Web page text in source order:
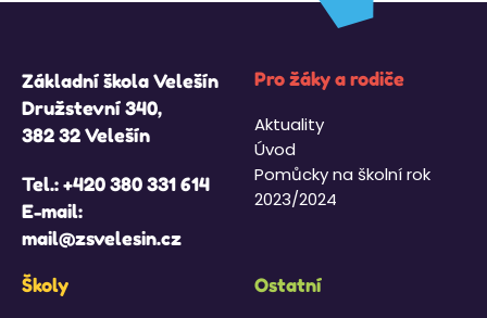
Základní škola Velešín
Družstevní 340,
382 32 Velešín
Tel.:+420 380 331 614
E-mail:
mail@zsvelesin.cz
Pro žáky a rodiče
Aktuality
Úvod
Pomůcky na školní rok
2023/2024
Školy
Ostatní